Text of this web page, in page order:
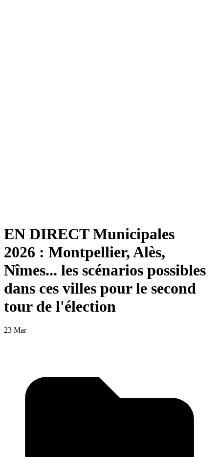
EN DIRECT Municipales
2026 : Montpellier, Alès,
Nîmes... les scénarios possibles
dans ces villes pour le second
tour de l'élection
23 Mar